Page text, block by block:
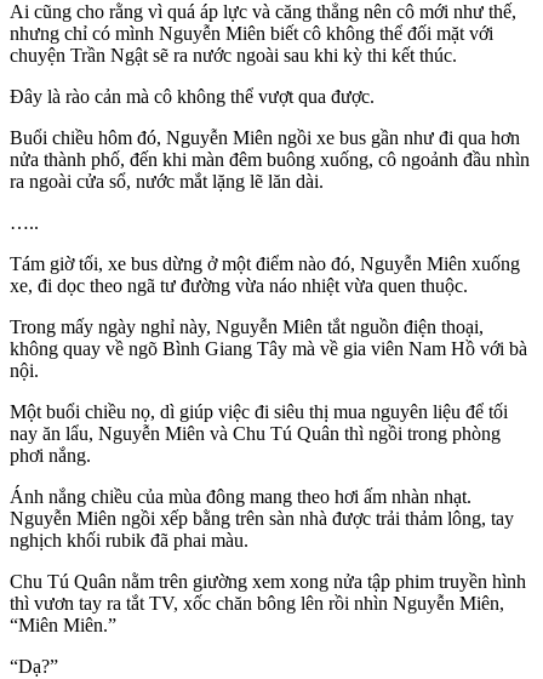
Ai cũng cho rằng vì quá áp lực và căng thẳng nên cô mới như thế,
nhưng chỉ có mình Nguyễn Miên biết cô không thể đối mặt với
chuyện Trần Ngật sẽ ra nước ngoài sau khi kỳ thi kết thúc.
Đây là rào cản mà cô không thể vượt qua được.
Buổi chiều hôm đó, Nguyễn Miên ngồi xe bus gần như đi qua hơn
nửa thành phố, đến khi màn đêm buông xuống, cô ngoảnh đầu nhìn
ra ngoài cửa sổ, nước mắt lặng lẽ lăn dài.
…..
Tám giờ tối, xe bus dừng ở một điểm nào đó, Nguyễn Miên xuống
xe, đi dọc theo ngã tư đường vừa náo nhiệt vừa quen thuộc.
Trong mấy ngày nghỉ này, Nguyễn Miên tắt nguồn điện thoại,
không quay về ngõ Bình Giang Tây mà về gia viên Nam Hồ với bà
nội.
Một buổi chiều nọ, dì giúp việc đi siêu thị mua nguyên liệu để tối
nay ăn lẩu, Nguyễn Miên và Chu Tú Quân thì ngồi trong phòng
phơi nắng.
Ánh nắng chiều của mùa đông mang theo hơi ấm nhàn nhạt.
Nguyễn Miên ngồi xếp bằng trên sàn nhà được trải thảm lông, tay
nghịch khối rubik đã phai màu.
Chu Tú Quân nằm trên giường xem xong nửa tập phim truyền hình
thì vươn tay ra tắt TV, xốc chăn bông lên rồi nhìn Nguyễn Miên,
“Miên Miên.”
“Dạ?”